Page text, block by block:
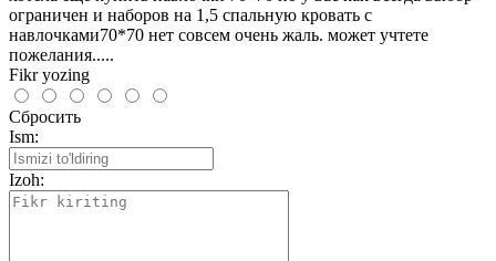
ограничен и наборов на 1,5 спальную кровать с
навлочками70*70 нет совсем очень жаль. может учтете
пожелания.....
Fikr yozing
Сбросить
Ism:
Izoh: